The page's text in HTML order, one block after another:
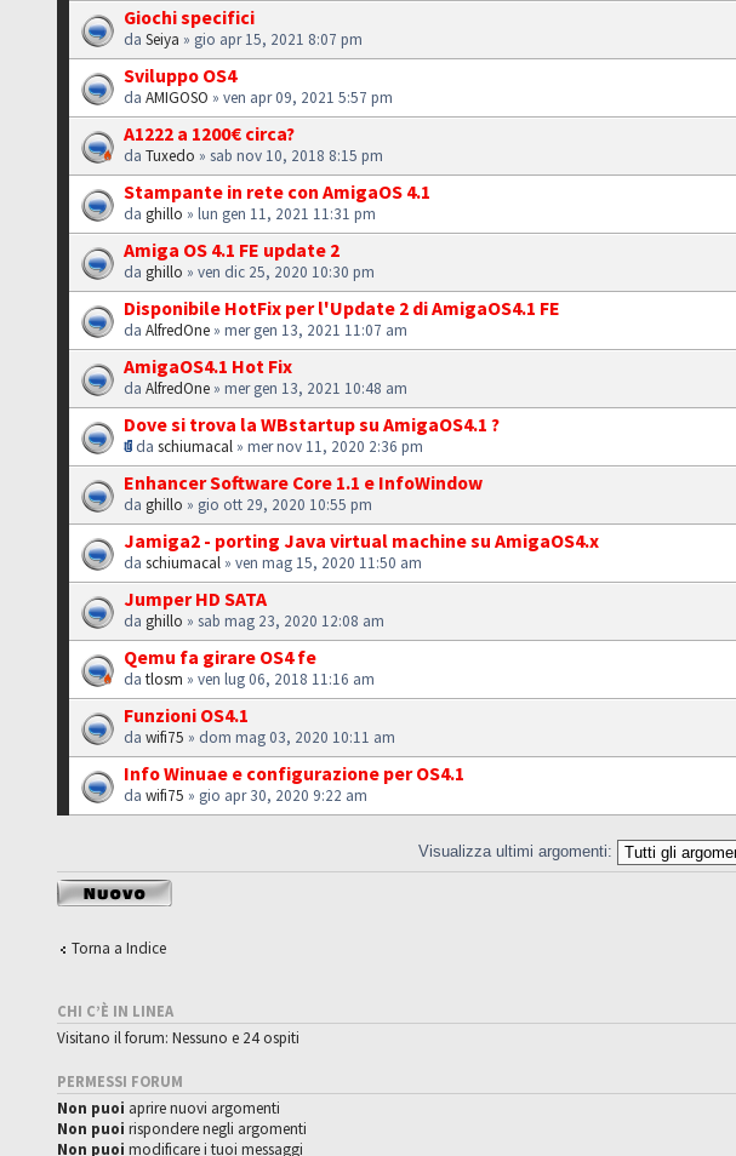
Giochi specifici
daSeiya » gio apr 15, 2021 8:07 pm
Sviluppo OS4
daAMIGOSO » ven apr 09, 2021 5:57 pm
A1222 a 1200€ circa?
daTuxedo » sab nov 10, 2018 8:15 pm
Stampante in rete con AmigaOS 4.1
daghillo » lun gen 11, 2021 11:31 pm
Amiga OS 4.1 FE update 2
daghillo » ven dic 25, 2020 10:30 pm
Disponibile HotFix per l'Update 2 di AmigaOS4.1 FE
daAlfredOne » mer gen 13, 2021 11:07 am
AmigaOS4.1 Hot Fix
daAlfredOne » mer gen 13, 2021 10:48 am
Dove si trova la WBstartup su AmigaOS4.1 ?
daschiumacal » mer nov 11, 2020 2:36 pm
Enhancer Software Core 1.1 e InfoWindow
daghillo » gio ott 29, 2020 10:55 pm
Jamiga2 - porting Java virtual machine su AmigaOS4.x
daschiumacal » ven mag 15, 2020 11:50 am
Jumper HD SATA
daghillo » sab mag 23, 2020 12:08 am
Qemu fa girare OS4 fe
datlosm » ven lug 06, 2018 11:16 am
Funzioni OS4.1
dawifi75 » dom mag 03, 2020 10:11 am
Info Winuae e configurazione per OS4.1
dawifi75 » gio apr 30, 2020 9:22 am
Visualizza ultimi argomenti:
Scrivi un nuovo
argomento
Torna a Indice
CHI C’È IN LINEA
Visitano il forum: Nessuno e 24 ospiti
PERMESSI FORUM
Non puoi aprire nuovi argomenti
Non puoi rispondere negli argomenti
Non puoi modificare i tuoi messaggi